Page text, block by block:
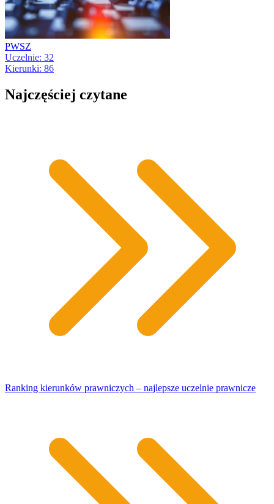
PWSZ
Uczelnie: 32
Kierunki: 86
Najczęściej czytane
Ranking kierunków prawniczych – najlepsze uczelnie prawnicze